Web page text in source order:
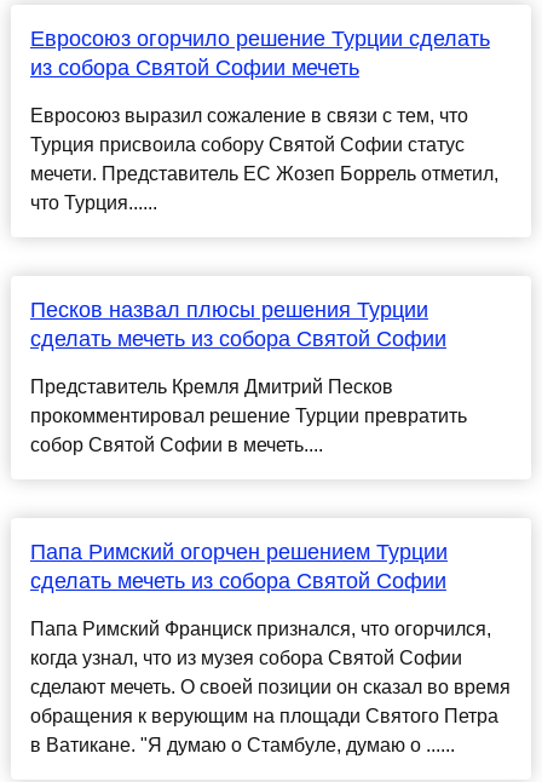
Евросоюз огорчило решение Турции сделать
из собора Святой Софии мечеть
Евросоюз выразил сожаление в связи с тем, что
Турция присвоила собору Святой Софии статус
мечети. Представитель ЕС Жозеп Боррель отметил,
что Турция......
Песков назвал плюсы решения Турции
сделать мечеть из собора Святой Софии
Представитель Кремля Дмитрий Песков
прокомментировал решение Турции превратить
собор Святой Софии в мечеть....
Папа Римский огорчен решением Турции
сделать мечеть из собора Святой Софии
Папа Римский Франциск признался, что огорчился,
когда узнал, что из музея собора Святой Софии
сделают мечеть. О своей позиции он сказал во время
обращения к верующим на площади Святого Петра
в Ватикане. "Я думаю о Стамбуле, думаю о ......